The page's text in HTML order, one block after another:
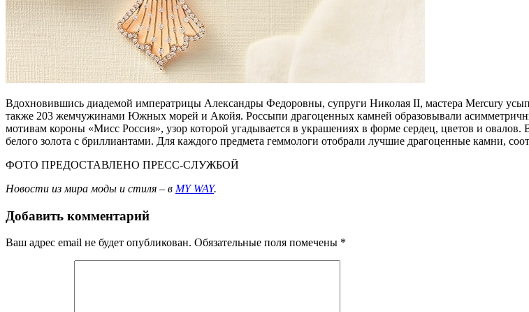
Вдохновившись диадемой императрицы Александры Федоровны, супруги Николая II, мастера Mercury
также 203 жемчужинами Южных морей и Акойя. Россыпи драгоценных камней образовывали
мотивам короны «Мисс Россия», узор которой угадывается в украшениях в форме сердец, цветов и
белого золота с бриллиантами. Для каждого предмета геммологи отобрали лучшие драгоценные камни,
ФОТО ПРЕДОСТАВЛЕНО ПРЕСС-СЛУЖБОЙ
Новости из мира моды и стиля – в MY WAY.
Добавить комментарий
Ваш адрес email не будет опубликован. Обязательные поля помечены *